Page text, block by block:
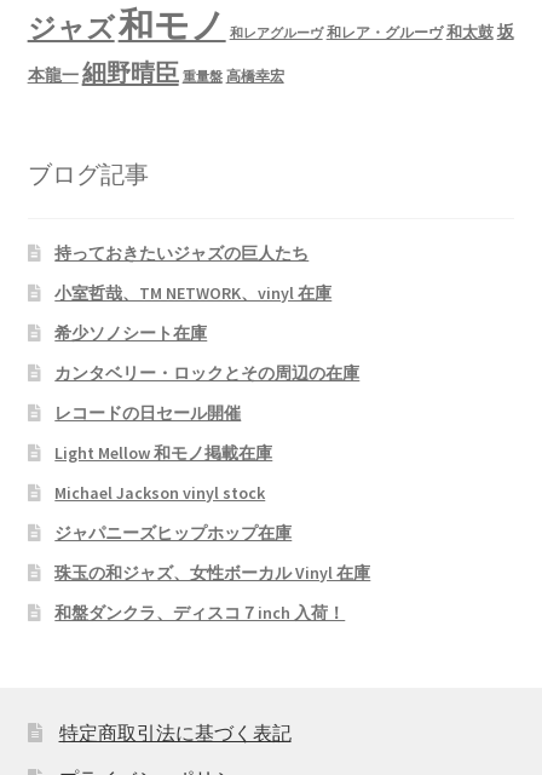
ジャズ和モノ 和レアグルーヴ 和レア・グルーヴ 和太鼓坂
本龍一細野晴臣 重量盤 高橋幸宏
ブログ記事
持っておきたいジャズの巨人たち
小室哲哉、TM NETWORK、vinyl 在庫
希少ソノシート在庫
カンタベリー・ロックとその周辺の在庫
レコードの日セール開催
Light Mellow 和モノ掲載在庫
Michael Jackson vinyl stock
ジャパニーズヒップホップ在庫
珠玉の和ジャズ、女性ボーカル Vinyl 在庫
和盤ダンクラ、ディスコ７inch 入荷！
特定商取引法に基づく表記